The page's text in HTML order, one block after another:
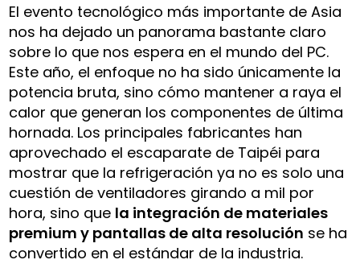
El evento tecnológico más importante de Asia
nos ha dejado un panorama bastante claro
sobre lo que nos espera en el mundo del PC.
Este año, el enfoque no ha sido únicamente la
potencia bruta, sino cómo mantener a raya el
calor que generan los componentes de última
hornada. Los principales fabricantes han
aprovechado el escaparate de Taipéi para
mostrar que la refrigeración ya no es solo una
cuestión de ventiladores girando a mil por
hora, sino que la integración de materiales
premium y pantallas de alta resolución se ha
convertido en el estándar de la industria.